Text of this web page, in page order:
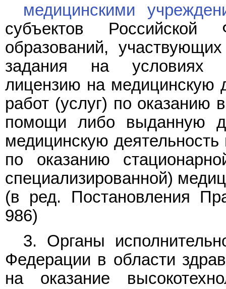
медицинскими
субъектов
образований,
задания на условиях
лицензию на медицинскую
работ (услуг) по оказанию
помощи либо выданную
медицинскую
по оказанию
специализированной)
(в ред. Постановления
986)
3. Органы
Федерации в области
на оказание